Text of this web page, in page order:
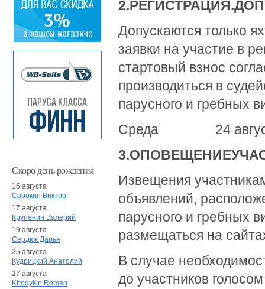
2.РЕГИСТРАЦИЯ.
Допускаются только
заявки на участие в
стартовый взнос
производиться в
парусного и гребных
Среда 24 августа
3.ОПОВЕЩЕНИЕУ
Извещения
объявлений,
парусного и гребных
размещаться на
В случае
до участников
Скоро день рождения
16 августа
Сорокин Виктор
17 августа
Крупенин Валерий
19 августа
Сердюк Дарья
25 августа
Кудрицкий Анатолий
27 августа
Khodykin Roman